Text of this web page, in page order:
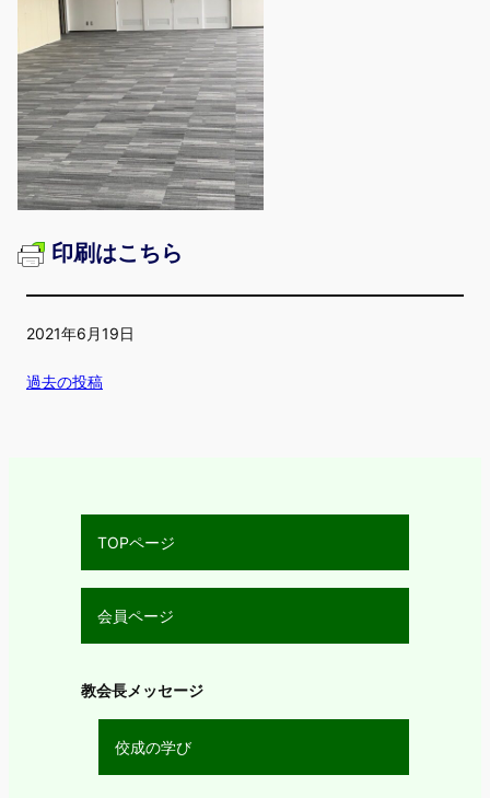
印刷はこちら
2021年6月19日
過去の投稿
TOPページ
会員ページ
教会長メッセージ
佼成の学び